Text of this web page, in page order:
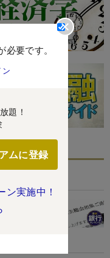
要です。
ン
題！
ムに登録
実施中！
め
ト」ラン
融グルー